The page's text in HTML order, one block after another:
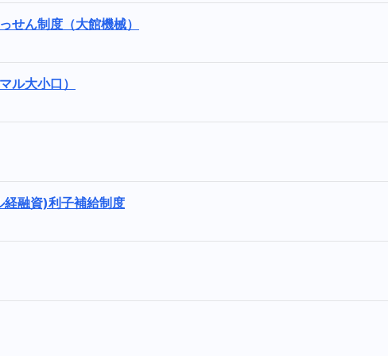
せん制度（大館機械）
ル大小口）
経融資)利子補給制度